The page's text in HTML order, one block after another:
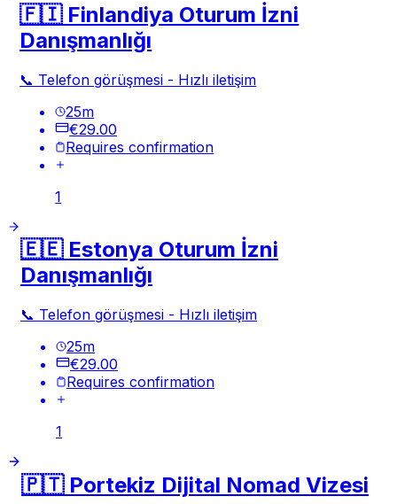
🇫🇮 Finlandiya Oturum İzni
Danışmanlığı
📞 Telefon görüşmesi - Hızlı iletişim
25m
€29.00
Requires confirmation
1
🇪🇪 Estonya Oturum İzni
Danışmanlığı
📞 Telefon görüşmesi - Hızlı iletişim
25m
€29.00
Requires confirmation
1
🇵🇹 Portekiz Dijital Nomad Vizesi